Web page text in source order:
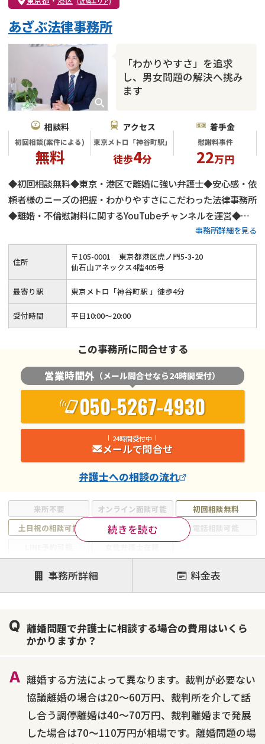
不貞・不倫慰謝料請求 国際離婚
財産分与
「わかりやすさ」を追求
し、男女問題の解決へ挑み
ます
あざぶ法律事務所
相談料
初回相談(案件による)
無料
アクセス
東京メトロ「神谷町駅」
徒歩4分
着手金
慰謝料事件
22万円
◆初回相談無料◆東京・港区で離婚に強い弁護士◆安心感・依
頼者様のニーズの把握・わかりやすさにこだわった法律事務所
◆離婚・不倫慰謝料に関するYouTubeチャンネルを運営◆不
事務所詳細を見る
来所不要 オンライン面談可能
初回相談無料
土日祝の相談可能
19時以降電話可能
電話相談可能
注力案件
離婚前相談
離婚調停
離婚裁判
不貞・不倫慰謝料請求
国際離婚
養育費問題
財産分与
続きを読む
住所 〒105-0001
東京都港区虎ノ門5-3-20
仙石山アネックス4階405号
最寄り駅 東京メトロ「神谷町駅 」徒歩4分
受付時間 平日10:00～20:00
この事務所に問合せする
営業時間外 （メール問合せなら24時間受付）
050-5267-4930
24時間受付中
メールで問合せ
弁護士への相談の流れ
事務所詳細 料金表
離婚問題で弁護士に相談する場合の費用はいくら
かかりますか？
離婚する方法によって異なります。裁判が必要ない
協議離婚の場合は20～60万円、裁判所を介して話
し合う調停離婚は40～70万円、裁判離婚まで発展
した場合は70～110万円が相場です。離婚問題の場